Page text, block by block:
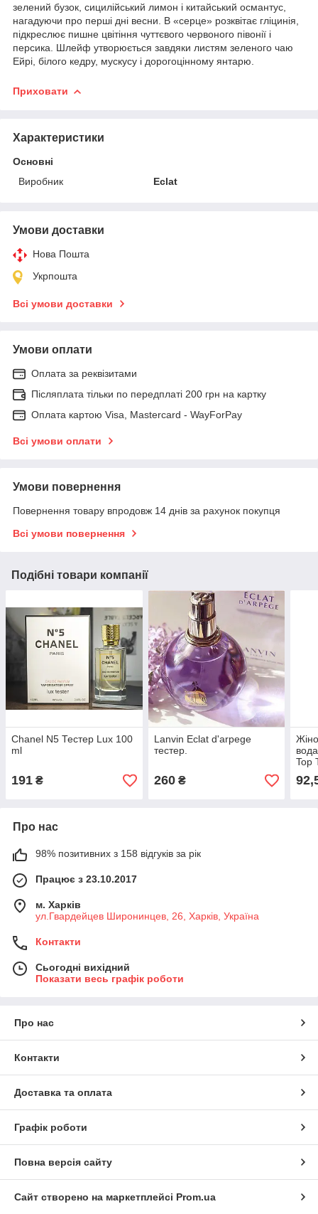
зелений бузок, сицилійський лимон і китайський османтус,
нагадуючи про перші дні весни. В «серце» розквітає гліцинія,
підкреслює пишне цвітіння чуттєвого червоного півонії і
персика. Шлейф утворюється завдяки листям зеленого чаю
Ейрі, білого кедру, мускусу і дорогоцінному янтарю.
Приховати
Характеристики
Основні
Виробник
Eclat
Умови доставки
Нова Пошта
Укрпошта
Всі умови доставки
Умови оплати
Оплата за реквізитами
Післяплата тільки по передплаті 200 грн на картку
Оплата картою Visa, Mastercard - WayForPay
Всі умови оплати
Умови повернення
Повернення товару впродовж 14 днів за рахунок покупця
Всі умови повернення
Подібні товари компанії
Chanel N5 Тестер Lux 100
ml
191 ₴
Lanvin Eclat d'arpege
тестер.
260₴
Top
Про нас
98% позитивних з 158 відгуків за рік
Працює з 23.10.2017
м. Харків
ул.Гвардейцев Широнинцев, 26, Харків, Україна
Контакти
Сьогодні вихідний
Показати весь графік роботи
Про нас
Контакти
Доставка та оплата
Графік роботи
Повна версія сайту
Сайт створено на маркетплейсі Prom.ua